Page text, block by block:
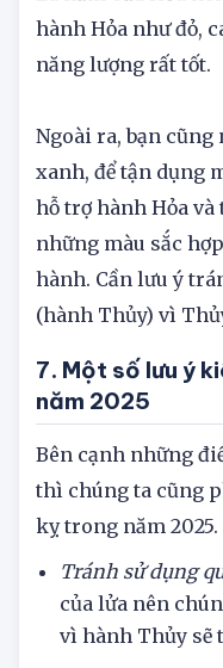
Là năm của Hỏa
hành Hỏa như đỏ,
Ngoài ra, bạn
xanh, để tận dụng
hỗ trợ hành Hỏa và
những màu sắc
hành. Cần lưu ý
(hành Thủy) vì
7. Một số lưu ý
năm 2025
Bên cạnh những
thì chúng ta cũng
kỵ trong năm
Tránh sử dụng
của lửa nên